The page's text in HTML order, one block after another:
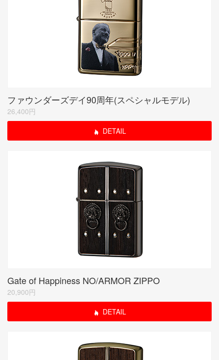
ファウンダーズデイ90周年(スペシャルモデル)
26,400円
DETAIL
Gate of Happiness NO/ARMOR ZIPPO
20,900円
DETAIL